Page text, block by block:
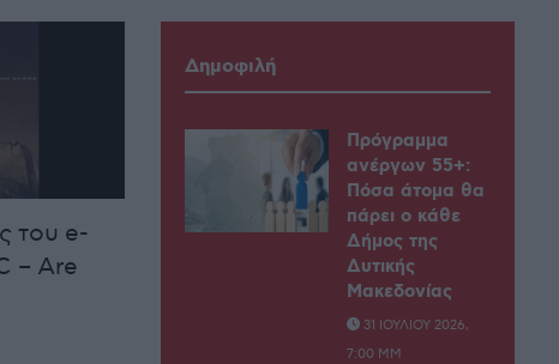
του e-
– Are
Δημοφιλή
Πρόγραμμα
ανέργων 55+:
Πόσα άτομα θα
πάρει ο κάθε
Δήμος της
Δυτικής
Μακεδονίας
31 ΙΟΥΛΊΟΥ 2026,
7:00 ΜΜ